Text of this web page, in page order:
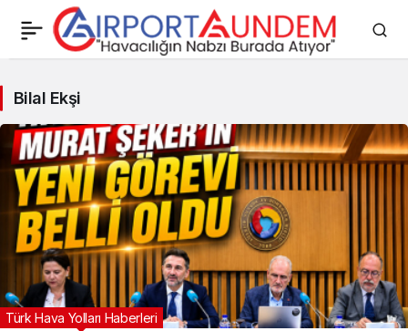
Ekşi
Haberleri
Bilal Ekşi
Türk Hava Yolları Haberleri